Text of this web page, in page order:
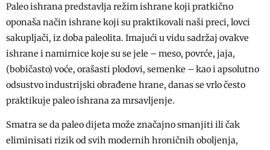
Paleo ishrana predstavlja režim ishrane koji pratkično
oponaša način ishrane koji su praktikovali naši preci, lovci
sakupljači, iz doba paleolita. Imajući u vidu sadržaj ovakve
ishrane i namirnice koje su se jele – meso, povrće, jaja,
(bobičasto) voće, orašasti plodovi, semenke – kao i apsolutno
odsustvo industrijski obrađene hrane, danas se vrlo često
praktikuje paleo ishrana za mrsavljenje.
Smatra se da paleo dijeta može značajno smanjiti ili čak
eliminisati rizik od svih modernih hroničnih oboljenja,